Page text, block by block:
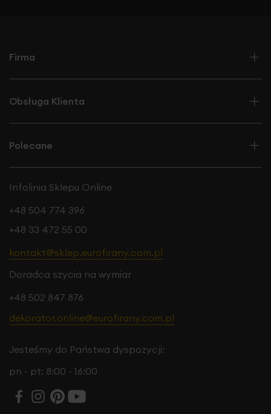
Firma
Obsługa Klienta
Polecane
Infolinia Sklepu Online
+48 504 774 396
+48 33 472 55 00
kontakt@sklep.eurofirany.com.pl
Doradca szycia na wymiar
+48 502 847 876
dekorator.online@eurofirany.com.pl
Jesteśmy do Państwa dyspozycji:
pn - pt: 8:00 - 16:00